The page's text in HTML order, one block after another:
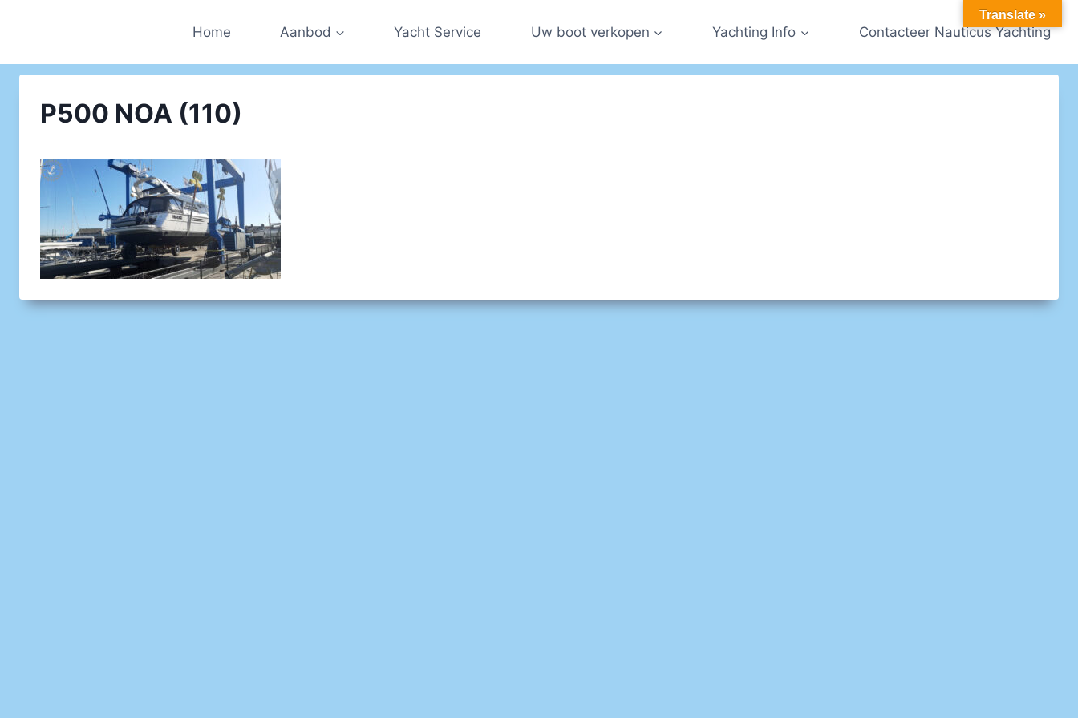
Home Aanbod Yacht Service Uw boot verkopen Yachting Info Contacteer Nauticus Yachting
P500 NOA (110)
Translate »